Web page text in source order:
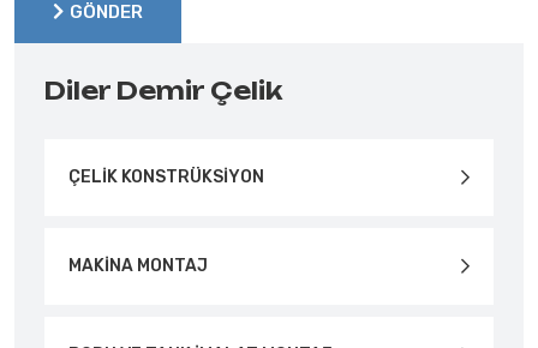
GÖNDER
Diler Demir Çelik
ÇELİK KONSTRÜKSİYON
MAKİNA MONTAJ